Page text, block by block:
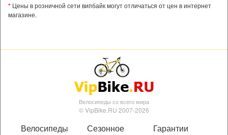
* Цены в розничной сети випбайк могут отличаться от цен в интернет
магазине.
Велосипеды со всего мира
© VipBike.RU 2007-2026
Велосипеды
Сезонное
Гарантии